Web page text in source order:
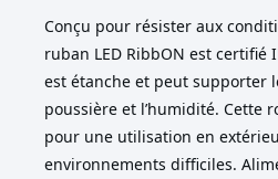
Conçu pour résister aux
ruban LED RibbON est certifié
est étanche et peut supporter
poussière et l’humidité. Cette
pour une utilisation en
environnements difficiles.